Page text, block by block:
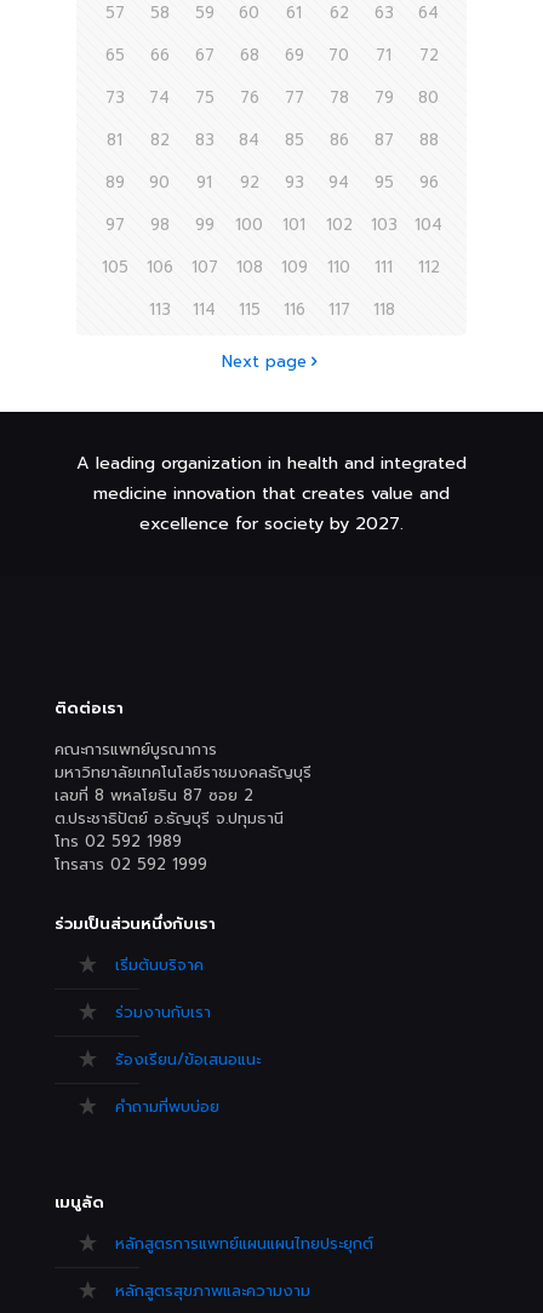
57
58 59 60 61 62 63
64
65
66 67 68 69 70 71
72
73
74 75 76 77 78 79
80
81
82 83 84 85 86 87
88
89
90 91 92 93 94 95
96
97
98 99 100 101 102 103
104
105
106 107 108 109 110 111
112
113
114 115 116 117 118
Next page
A leading organization in health and integrated
medicine innovation that creates value and
excellence for society by 2027.
ติดต่อเรา
คณะการแพทย์บูรณาการ
มหาวิทยาลัยเทคโนโลยีราชมงคลธัญบุรี
เลขที่ 8 พหลโยธิน 87 ซอย 2
ต.ประชาธิปัตย์ อ.ธัญบุรี จ.ปทุมธานี
โทร 02 592 1989
โทรสาร 02 592 1999
ร่วมเป็นส่วนหนึ่งกับเรา
เริ่มต้นบริจาค
ร่วมงานกับเรา
ร้องเรียน/ข้อเสนอแนะ
คำถามที่พบบ่อย
เมนูลัด
หลักสูตรการแพทย์แผนแผนไทยประยุกต์
หลักสูตรสุขภาพและความงาม